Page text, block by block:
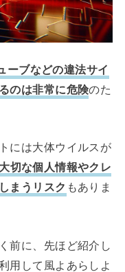
ブなどの違法サイ
のは非常に危険のた
には大体ウイルスが
大切な個人情報やクレ
まうリスク もありま
前に、先ほど紹介し
用して風よあらしよ